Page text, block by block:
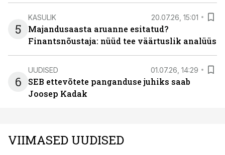
5
KASULIK 20.07.26, 15:01
Majandusaasta aruanne esitatud?
Finantsnõustaja: nüüd tee väärtuslik analüüs
6
UUDISED 01.07.26, 14:29
SEB ettevõtete panganduse juhiks saab
Joosep Kadak
VIIMASED UUDISED